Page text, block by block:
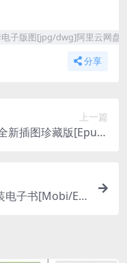
电子版图[jpg/dwg]阿里云网盘
分享
上一篇
新插图珍藏版[Epub/
电子书[Mobi/Ep